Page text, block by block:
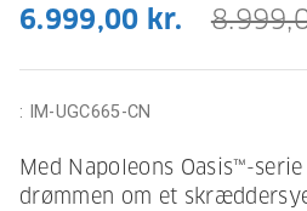
6.999,00 kr.
: IM-UGC665-CN
Med Napoleons Oasis™-
drømmen om et